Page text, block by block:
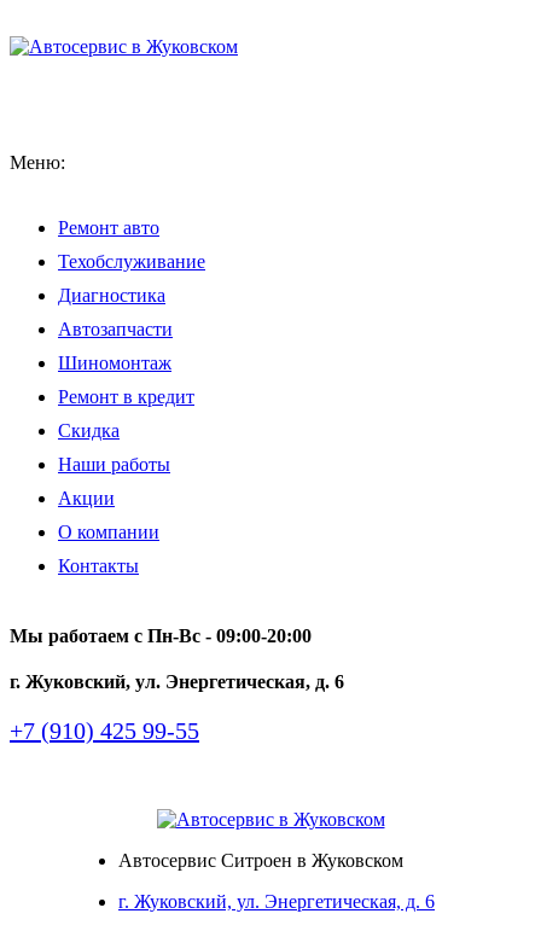
Меню:
Ремонт авто
Техобслуживание
Диагностика
Автозапчасти
Шиномонтаж
Ремонт в кредит
Скидка
Наши работы
Акции
О компании
Контакты
Мы работаем с Пн-Вc - 09:00-20:00
г. Жуковский, ул. Энергетическая, д. 6
+7 (910) 425 99-55
Автосервис Ситроен в Жуковском
г. Жуковский, ул. Энергетическая, д. 6